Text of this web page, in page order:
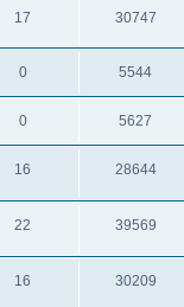
17 30747
0 5544
0 5627
16 28644
22 39569
16 30209